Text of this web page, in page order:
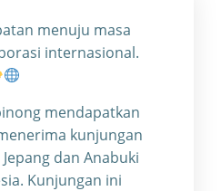
menuju masa
internasional.
mendapatkan
kunjungan
dan Anabuki
Kunjungan ini